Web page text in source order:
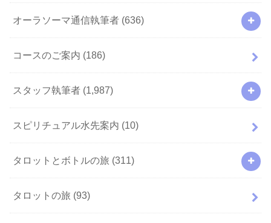
オーラソーマ通信執筆者 (636)
コースのご案内 (186)
スタッフ執筆者 (1,987)
スピリチュアル水先案内 (10)
タロットとボトルの旅 (311)
タロットの旅 (93)